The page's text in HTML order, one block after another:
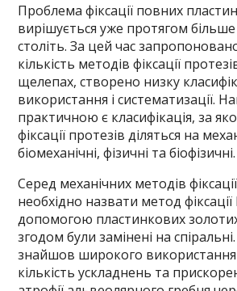
Проблема фіксації повних
вирішується уже протягом
століть. За цей час
кількість методів фіксації
щелепах, створено низку
використання і систематизації.
практичною є класифікація, за
фіксації протезів діляться на
біомеханічні, фізичні та біофізичні.
Серед механічних методів
необхідно назвати метод
допомогою пластинкових
згодом були замінені на
знайшов широкого використання
кількість ускладнень та